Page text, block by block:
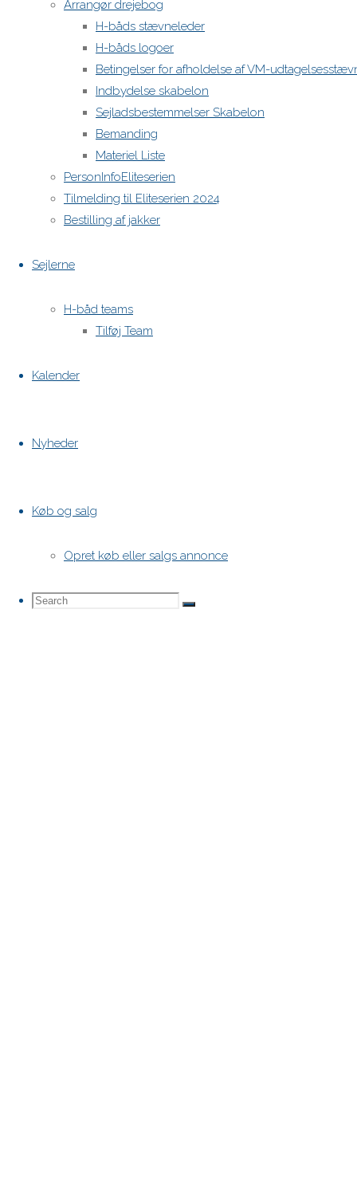
Arrangør drejebog
H-båds stævneleder
H-båds logoer
Betingelser for afholdelse af VM-
Indbydelse skabelon
Sejladsbestemmelser Skabelon
Bemanding
Materiel Liste
PersonInfoEliteserien
Tilmelding til Eliteserien 2024
Bestilling af jakker
Sejlerne
H-båd teams
Tilføj Team
Kalender
Nyheder
Køb og salg
Opret køb eller salgs annonce
Search
Search
Search